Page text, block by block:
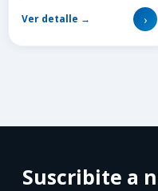
seguimiento de la inflamaci...
Ver detalle → ›
Suscribite a